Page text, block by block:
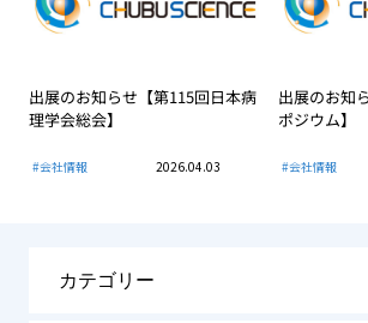
出展のお知らせ【第115回日本病
理学会総会】
#会社情報 2026.04.03
出展のお知
ポジウム】
#会社情報